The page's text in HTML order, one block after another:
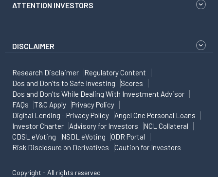
ATTENTION INVESTORS
DISCLAIMER
Research Disclaimer
Regulatory Content
Dos and Don'ts to Safe Investing
Scores
Dos and Don'ts While Dealing With Investment Advisor
FAQs
T&C Apply
Privacy Policy
Digital Lending - Privacy Policy
Angel One Personal Loans
Investor Charter
Advisory for Investors
NCL Collateral
CDSL eVoting
NSDL eVoting
ODR Portal
Risk Disclosure on Derivatives
Caution for Investors
Copyright - All rights reserved